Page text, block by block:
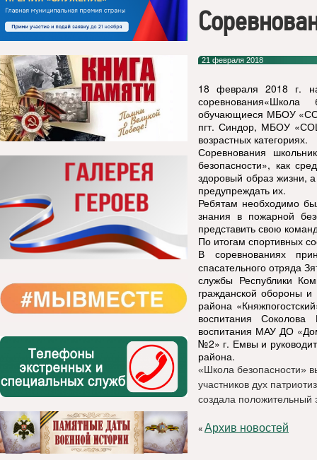
21 февраля 2018
18 февраля 2018 г.
обучающиеся МБОУ
пгт. Синдор, МБОУ
возрастных категориях.
Соревнования
безопасности», как
здоровый образ жизни,
предупреждать их.
Ребятам необходимо
знания в пожарной
представить свою
По итогам спортивных
В соревнованиях
спасательного отряда
службы Республики
гражданской обороны
района
воспитания
воспитания МАУ ДО
№2» г. Емвы и
района.
«Школа безопасности»
участников дух
создала
«Архив новостей